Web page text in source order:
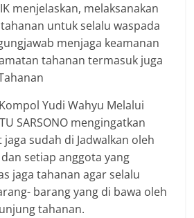
menjelaskan, melaksanakan
untuk selalu waspada
menjaga keamanan
tahanan termasuk juga
Yudi Wahyu Melalui
SARSONO mengingatkan
sudah di Jadwalkan oleh
setiap anggota yang
jaga tahanan agar selalu
barang yang di bawa oleh
tahanan.